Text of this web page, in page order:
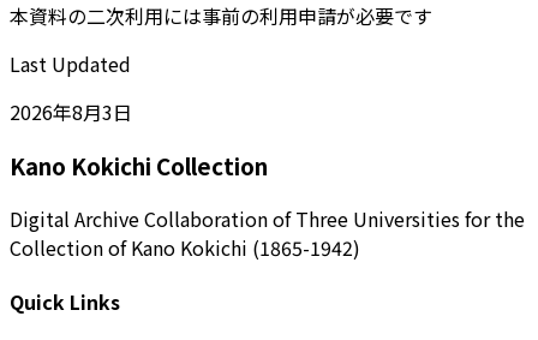
本資料の二次利用には事前の利用申請が必要です
Last Updated
2026年8月3日
Kano Kokichi Collection
Digital Archive Collaboration of Three Universities for the
Collection of Kano Kokichi (1865-1942)
Quick Links